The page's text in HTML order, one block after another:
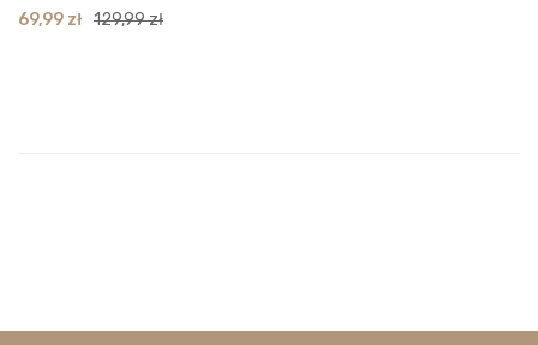
129,99zł
Original
69,99 złCurrent